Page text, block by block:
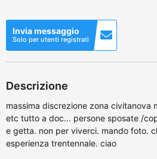
Invia messaggio
Solo per utenti registrati
Descrizione
massima discrezione zona civitanova
etc tutto a doc... persone sposate /
e getta. non per viverci. mando foto.
esperienza trentennale. ciao